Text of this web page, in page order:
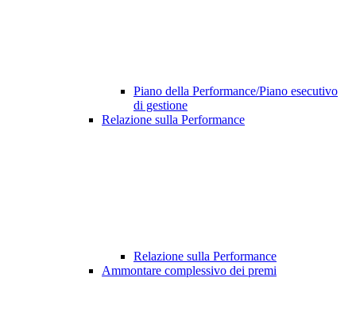
Piano della Performance/Piano esecutivo
di gestione
Relazione sulla Performance
Relazione sulla Performance
Ammontare complessivo dei premi